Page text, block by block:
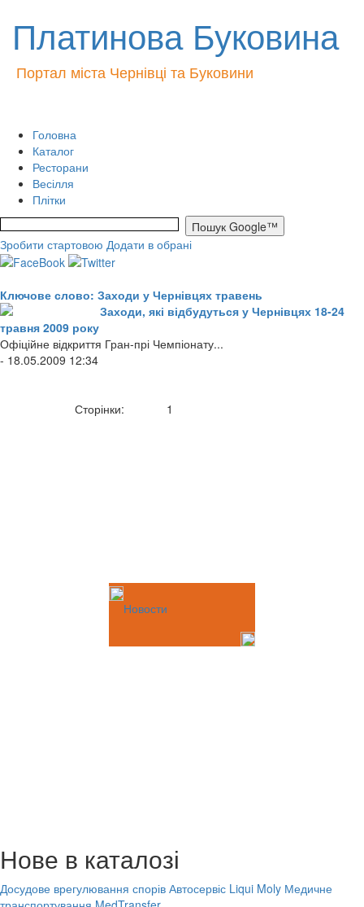
Платинова Буковина
Портал міста Чернівці та Буковини
Головна
Каталог
Ресторани
Весілля
Плітки
Зробити стартовою Додати в обрані
Ключове слово: Заходи у Чернівцях травень
Заходи, які відбудуться у Чернівцях 18-24
травня 2009 року
Офіційне відкриття Гран-прі Чемпіонату...
- 18.05.2009 12:34
Сторінки: 1
Новости
Нове в каталозі
Досудове врегулювання спорів Автосервіс Liqui Moly Медичне